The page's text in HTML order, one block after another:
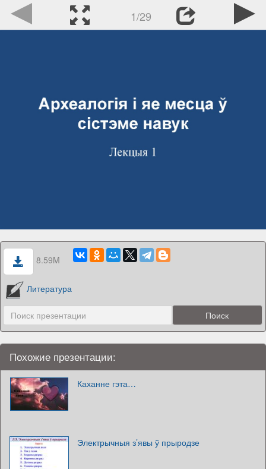
1/29
8.59M
Литература
Похожие презентации:
Каханне гэта…
Электрычныя з’явы ў прыродзе